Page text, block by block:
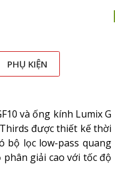
PHỤ KIỆN
và ống kính Lumix G
được thiết kế thời
bộ lọc low-pass quang
phân giải cao với tốc độ